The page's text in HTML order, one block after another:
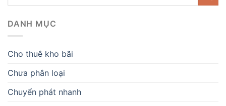
DANH MỤC
Cho thuê kho bãi
Chưa phân loại
Chuyển phát nhanh